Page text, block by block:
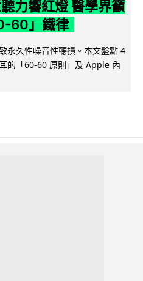
力響紅燈 醫學界籲
60」鐵律
永久性噪音性聽損。本文盤點 4
的「60-60 原則」及 Apple 內